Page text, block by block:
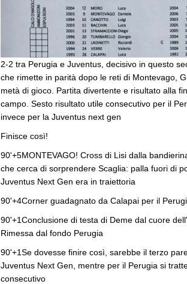
2-2 tra Perugia e Juventus, decisivo in questo
che rimette in parità dopo le reti di Montevago,
metà di gioco. Partita divertente e risultato alla
campo. Sesto risultato utile consecutivo per il
invece per la Juventus next gen
Finisce così!
90'+5MONTEVAGO! Cross di Lisi dalla
che cerca di sorprendere Scaglia: palla fuori di
Juventus Next Gen era in traiettoria
90'+4Corner guadagnato da Calapai per il
90'+1Conclusione di testa di Deme dal cuore
Rimessa dal fondo Perugia
90'+1Se dovesse finire così, sarebbe il terzo
Juventus Next Gen, mentre per il Perugia si
consecutivo